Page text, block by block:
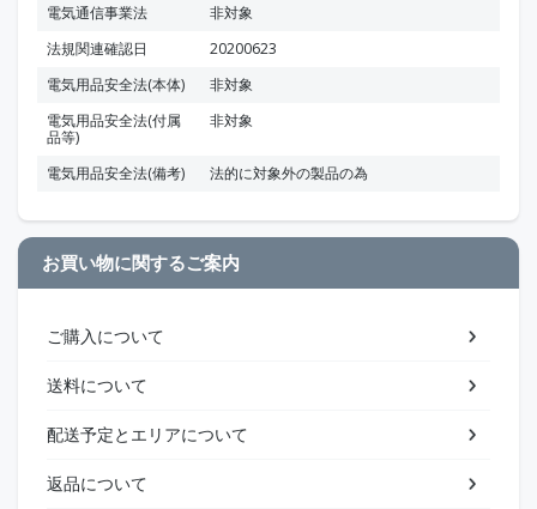
電気通信事業法
非対象
法規関連確認日
20200623
電気用品安全法(本体)
非対象
電気用品安全法(付属
品等)
非対象
電気用品安全法(備考) 法的に対象外の製品の為
お買い物に関するご案内
ご購入について
送料について
配送予定とエリアについて
返品について